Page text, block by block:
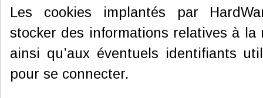
Les cookies implantés par
stocker des informations relatives à
ainsi qu’aux éventuels identifiants
pour se connecter.